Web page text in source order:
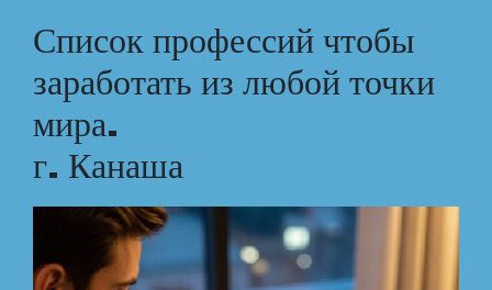
Список профессий чтобы
заработать из любой точки
мира.
г. Канаша